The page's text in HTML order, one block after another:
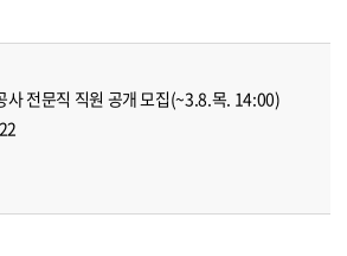
사 전문직 직원 공개 모집(~3.8.목. 14:00)